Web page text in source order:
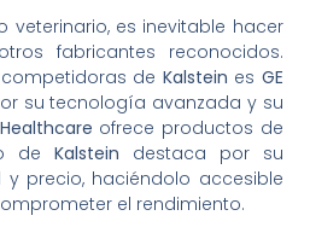
veterinario, es inevitable hacer
fabricantes reconocidos.
de Kalstein es GE
su tecnología avanzada y su
ofrece productos de
de Kalstein destaca por su
precio, haciéndolo accesible
el rendimiento.